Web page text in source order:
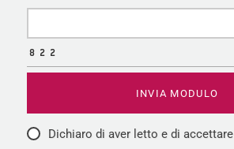
Dichiaro di aver letto e di